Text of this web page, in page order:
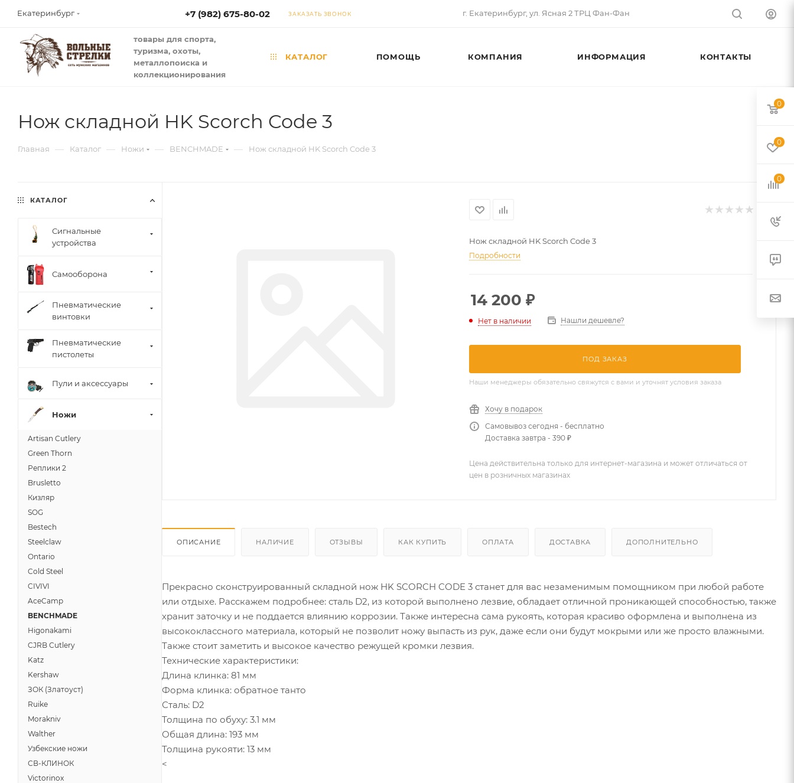
Екатеринбург +7 (982) 675-80-02 ЗАКАЗАТЬ ЗВОНОК г. Екатеринбург, ул. Ясная 2 ТРЦ Фан-Фан
товары для спорта,
туризма, охоты,
металлопоиска и
коллекционирования
КАТАЛОГ ПОМОЩЬ КОМПАНИЯ ИНФОРМАЦИЯ КОНТАКТЫ
Нож складной HK Scorch Code 3
Главная — Каталог — Ножи — BENCHMADE — Нож складной HK Scorch Code 3
Нож складной HK Scorch Code 3
Подробности
14 200 ₽
Нет в наличии Нашли дешевле?
ПОД ЗАКАЗ
Наши менеджеры обязательно свяжутся с вами и уточнят условия заказа
Хочу в подарок
Самовывоз сегодня - бесплатно
Доставка завтра - 390 ₽
Цена действительна только для интернет-магазина и может отличаться от
цен в розничных магазинах
ОПИСАНИЕ НАЛИЧИЕ ОТЗЫВЫ КАК КУПИТЬ ОПЛАТА ДОСТАВКА ДОПОЛНИТЕЛЬНО
Прекрасно сконструированный складной нож HK SCORCH CODE 3 станет для вас незаменимым помощником при любой работе
или отдыхе. Расскажем подробнее: сталь D2, из которой выполнено лезвие, обладает отличной проникающей способностью, также
хранит заточку и не поддается влиянию коррозии. Также интересна сама рукоять, которая красиво оформлена и выполнена из
высококлассного материала, который не позволит ножу выпасть из рук, даже если они будут мокрыми или же просто влажными.
Также стоит заметить и высокое качество режущей кромки лезвия.
Технические характеристики:
Длина клинка: 81 мм
Форма клинка: обратное танто
Сталь: D2
Толщина по обуху: 3.1 мм
Общая длина: 193 мм
Толщина рукояти: 13 мм
<
КАТАЛОГ
Сигнальные
устройства
Самооборона
Пневматические
винтовки
Пневматические
пистолеты
Пули и аксессуары
Ножи
Artisan Cutlery
Green Thorn
Реплики 2
Brusletto
Кизляр
SOG
Bestech
Steelclaw
Ontario
Cold Steel
CIVIVI
AceCamp
BENCHMADE
Higonakami
CJRB Cutlery
Katz
Kershaw
ЗОК (Златоуст)
Ruike
Morakniv
Walther
Узбекские ножи
СВ-КЛИНОК
Victorinox
0
0
0